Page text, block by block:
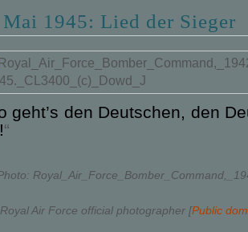
1945: Lied der Sieger
geht’s den Deutschen, den
“
Royal Air Force official photographer [Public